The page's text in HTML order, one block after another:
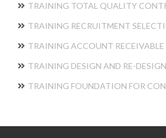
TRAINING TOTAL QUALITY
TRAINING RECRUITMENT
TRAINING ACCOUNT
TRAINING DESIGN AND RE-
TRAINING FOUNDATION FOR